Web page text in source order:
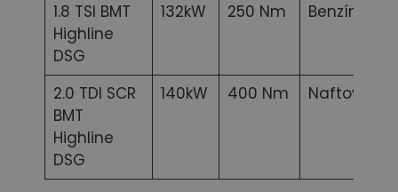
1.8 TSI BMT
Highline
DSG
132kW 250 Nm Benzínový
2.0 TDI SCR
BMT
Highline
DSG
140kW 400 Nm Naftový